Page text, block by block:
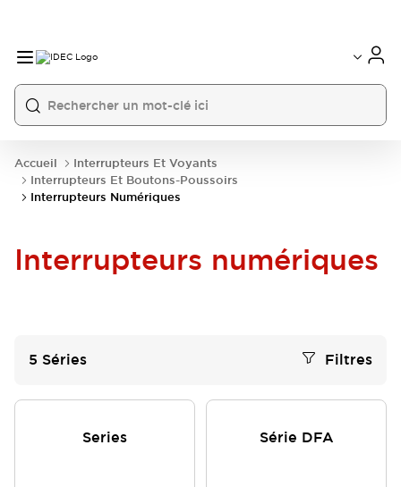
Accueil
Interrupteurs Et Voyants
Interrupteurs Et Boutons-Poussoirs
Interrupteurs Numériques
Interrupteurs numériques
5 Séries Filtres
Series Série DFA